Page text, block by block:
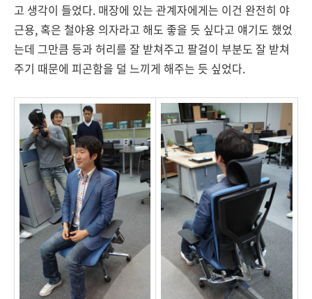
고 생각이 들었다. 매장에 있는 관계자에게는 이건 완전히 야
근용, 혹은 철야용 의자라고 해도 좋을 듯 싶다고 얘기도 했었
는데 그만큼 등과 허리를 잘 받쳐주고 팔걸이 부분도 잘 받쳐
주기 때문에 피곤함을 덜 느끼게 해주는 듯 싶었다.